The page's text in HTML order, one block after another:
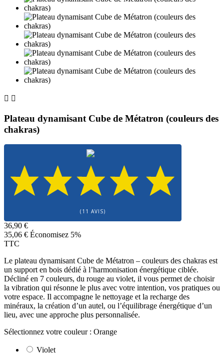
 
Plateau dynamisant Cube de Métatron (couleurs des
chakras)
(11 AVIS)
36,90 €
35,06 € Économisez 5%
TTC
Le plateau dynamisant Cube de Métatron – couleurs des chakras est
un support en bois dédié à l’harmonisation énergétique ciblée.
Décliné en 7 couleurs, du rouge au violet, il vous permet de choisir
la vibration qui résonne le plus avec votre intention, vos pratiques ou
votre espace. Il accompagne le nettoyage et la recharge des
minéraux, la création d’un autel, ou l’équilibrage énergétique d’un
lieu, avec une approche plus personnalisée.
Sélectionnez votre couleur : Orange
Violet